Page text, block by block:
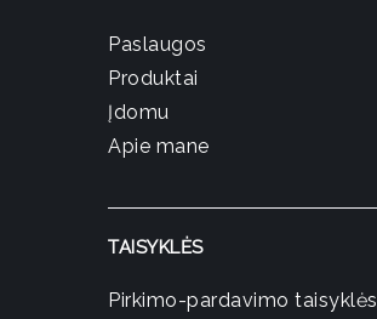
Paslaugos
Produktai
Įdomu
Apie mane
TAISYKLĖS
Pirkimo-pardavimo taisyklės